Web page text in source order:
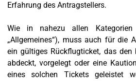
Erfahrung des Antragstellers.
Wie in nahezu allen
„Allgemeines“), muss auch für die
ein gültiges Rückflugticket, das den
abdeckt, vorgelegt oder eine
eines solchen Tickets geleistet